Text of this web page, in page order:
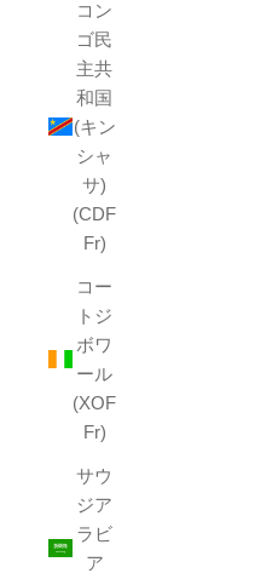
コン
ゴ民
主共
和国
(キン
シャ
サ)
(CDF
Fr)
コー
トジ
ボワ
ール
(XOF
Fr)
サウ
ジア
ラビ
ア